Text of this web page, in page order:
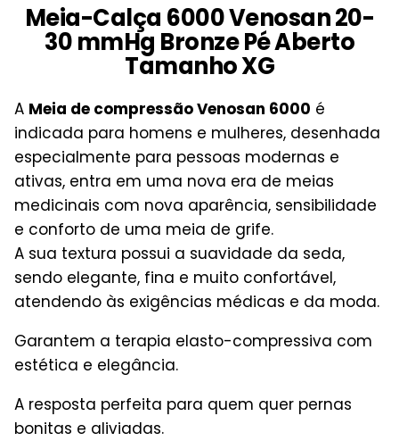
Meia-Calça 6000 Venosan 20-
30 mmHg Bronze Pé Aberto
Tamanho XG
A Meia de compressão Venosan 6000 é
indicada para homens e mulheres, desenhada
especialmente para pessoas modernas e
ativas, entra em uma nova era de meias
medicinais com nova aparência, sensibilidade
e conforto de uma meia de grife.
A sua textura possui a suavidade da seda,
sendo elegante, fina e muito confortável,
atendendo às exigências médicas e da moda.
Garantem a terapia elasto-compressiva com
estética e elegância.
A resposta perfeita para quem quer pernas
bonitas e aliviadas.